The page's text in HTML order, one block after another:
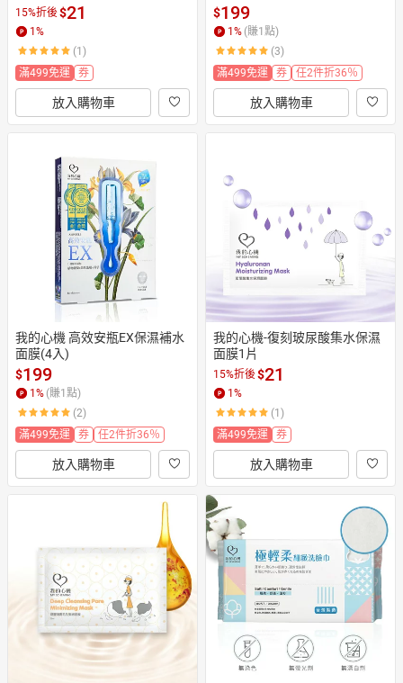
15%折後$21
1%
(1)
滿499免運
券
放入購物車
$199
1% (賺1點)
(3)
滿499免運
券 任2件折36％
放入購物車
我的心機 高效安瓶EX保濕補水
面膜(4入)
$199
1 % (賺1 點)
(2)
滿499免運
券 任2件折36％
放入購物車
我的心機-復刻玻尿酸集水保濕
面膜1片
15%折後$21
1 %
(1)
滿499免運
券
放入購物車